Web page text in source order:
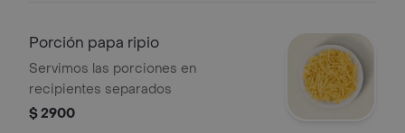
Porción papa ripio
Servimos las porciones en
recipientes separados
$ 2900